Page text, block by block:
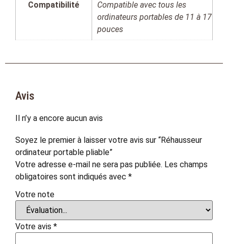
Compatibilité
Compatible avec tous les
ordinateurs portables de 11 à 17
pouces
Avis
Il n’y a encore aucun avis
Soyez le premier à laisser votre avis sur “Réhausseur
ordinateur portable pliable”
Votre adresse e-mail ne sera pas publiée. Les champs
obligatoires sont indiqués avec *
Votre note
Votre avis *